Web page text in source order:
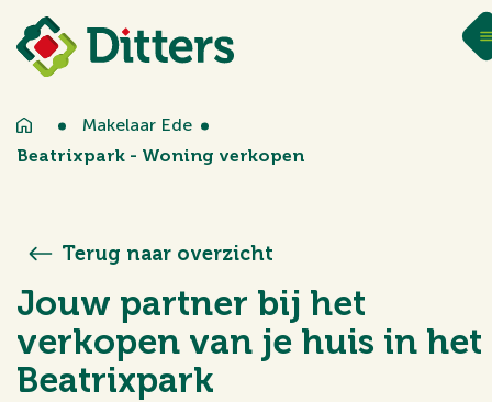
Makelaar Ede
Beatrixpark - Woning verkopen
Jouw partner bij het
verkopen van je huis in het
Beatrixpark
Terug naar overzicht